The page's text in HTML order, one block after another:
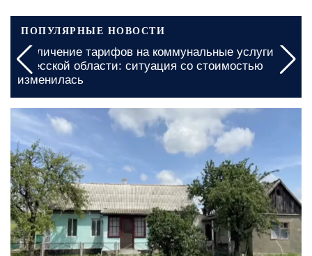
ПОПУЛЯРНЫЕ НОВОСТИ
Увеличение тарифов на коммунальные услуги в
Одесской области: ситуация со стоимостью
изменилась
сегодня, 07:00